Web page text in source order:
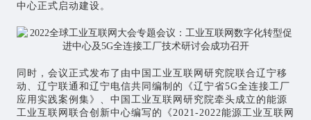
中心正式启动建设。
同时，会议正式发布了由中国工业互联网研究院联合辽宁移
动、辽宁联通和辽宁电信共同编制的《辽宁省5G全连接工厂
应用实践案例集》、中国工业互联网研究院牵头成立的能源
工业互联网联合创新中心编写的《2021-2022能源工业互联网